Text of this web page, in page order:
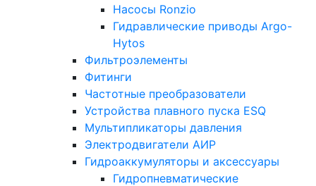
Насосы Ronzio
Гидравлические приводы Argo-
Hytos
Фильтроэлементы
Фитинги
Частотные преобразователи
Устройства плавного пуска ESQ
Мультипликаторы давления
Электродвигатели АИР
Гидроаккумуляторы и аксессуары
Гидропневматические